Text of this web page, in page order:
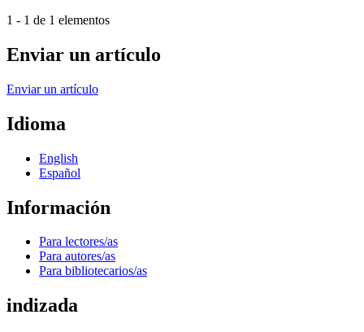
1 - 1 de 1 elementos
Enviar un artículo
Enviar un artículo
Idioma
English
Español
Información
Para lectores/as
Para autores/as
Para bibliotecarios/as
indizada